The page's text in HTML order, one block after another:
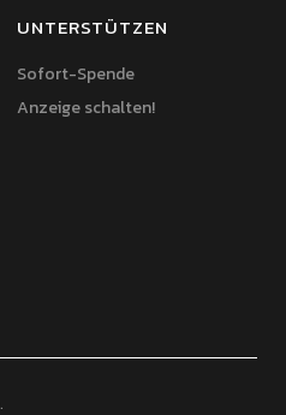
UNTERSTÜTZEN
Sofort-Spende
Anzeige schalten!